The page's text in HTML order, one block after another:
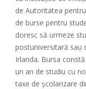
de Autoritatea
de burse pentru
doresc să urmeze
postuniversitară sau
Irlanda. Bursa
un an de studiu cu
taxe de școlarizare